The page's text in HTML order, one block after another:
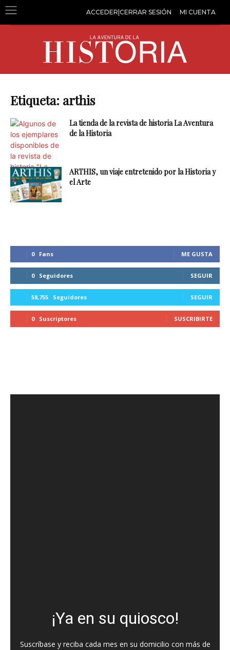
ACCEDER|CERRAR SESIÓN MI CUENTA
Etiqueta: arthis
La tienda de la revista de historia La Aventura
de la Historia
ARTHIS, un viaje entretenido por la Historia y
el Arte
0 Fans ME GUSTA
0 Seguidores SEGUIR
58,755 Seguidores SEGUIR
0 Suscriptores SUSCRIBIRTE
¡Ya en su quiosco!
Suscríbase y reciba cada mes en su domicilio con más de